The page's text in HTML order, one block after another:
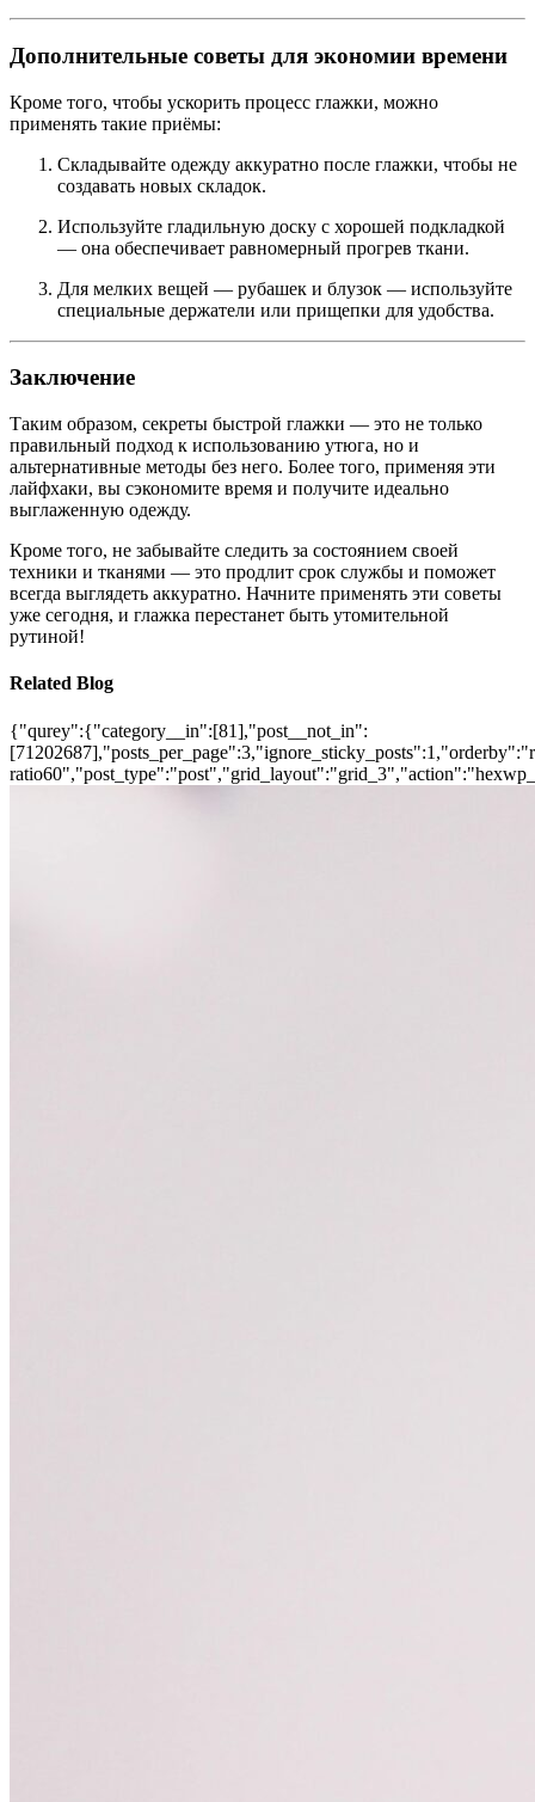
Дополнительные советы для экономии времени
Кроме того, чтобы ускорить процесс глажки, можно
применять такие приёмы:
Складывайте одежду аккуратно после глажки, чтобы не
создавать новых складок.
Используйте гладильную доску с хорошей подкладкой
— она обеспечивает равномерный прогрев ткани.
Для мелких вещей — рубашек и блузок — используйте
специальные держатели или прищепки для удобства.
Заключение
Таким образом, секреты быстрой глажки — это не только
правильный подход к использованию утюга, но и
альтернативные методы без него. Более того, применяя эти
лайфхаки, вы сэкономите время и получите идеально
выглаженную одежду.
Кроме того, не забывайте следить за состоянием своей
техники и тканями — это продлит срок службы и поможет
всегда выглядеть аккуратно. Начните применять эти советы
уже сегодня, и глажка перестанет быть утомительной
рутиной!
Related Blog
{"qurey":{"category__in":[81],"post__not_in":